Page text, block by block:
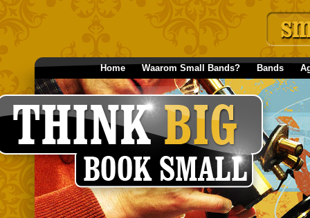
Home Waarom Small Bands? Bands